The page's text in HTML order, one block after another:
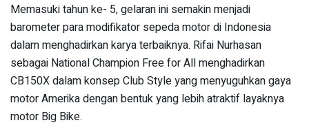
Memasuki tahun ke- 5, gelaran ini semakin menjadi
barometer para modifikator sepeda motor di Indonesia
dalam menghadirkan karya terbaiknya. Rifai Nurhasan
sebagai National Champion Free for All menghadirkan
CB150X dalam konsep Club Style yang menyuguhkan gaya
motor Amerika dengan bentuk yang lebih atraktif layaknya
motor Big Bike.